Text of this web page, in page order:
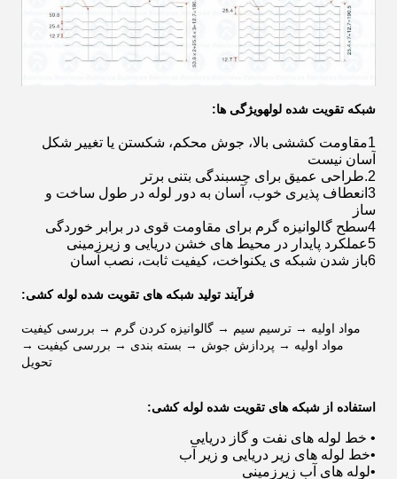
شبکه تقویت شده لولهویژگی ها:
1مقاومت کششی بالا، جوش محکم، شکستن یا تغییر شکل
آسان نیست
2.طراحی عمیق برای چسبندگی بتنی برتر
3انعطاف پذیری خوب، آسان به دور لوله در طول ساخت و
ساز
4سطح گالوانیزه گرم برای مقاومت قوی در برابر خوردگی
5عملکرد پایدار در محیط های خشن دریایی و زیرزمینی
6باز شدن شبكه ی یکنواخت، کیفیت ثابت، نصب آسان
فرآیند تولید شبکه های تقویت شده لوله کشی:
مواد اولیه → ترسیم سیم → گالوانیزه کردن گرم → بررسی کیفیت
مواد اولیه → پردازش جوش → بسته بندی → بررسی کیفیت →
تحویل
استفاده از شبکه های تقویت شده لوله کشی:
• خط لوله های نفت و گاز دریایی
•خط لوله های زیر دریایی و زیر آب
•لوله های آب زیرزمینی